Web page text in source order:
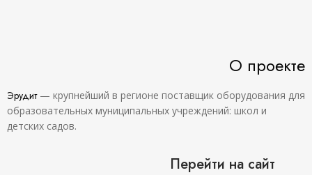
О проекте
Эрудит— крупнейший в регионе поставщик оборудования для
образовательных муниципальных учреждений: школ и
детских садов.
Перейти на сайт